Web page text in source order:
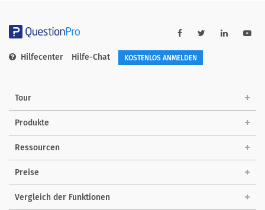
Hilfecenter Hilfe-Chat KOSTENLOS ANMELDEN
Tour
Produkte
Ressourcen
Preise
Vergleich der Funktionen